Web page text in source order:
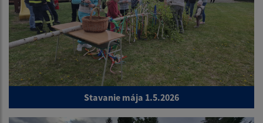
Stavanie mája 1.5.2026